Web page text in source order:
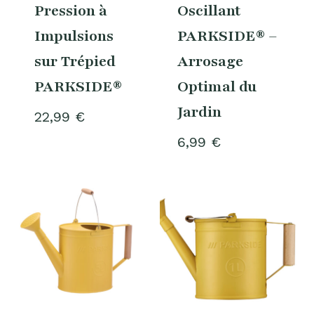
Pression à
Impulsions
sur Trépied
PARKSIDE®
22,99 €
Oscillant
PARKSIDE® –
Arrosage
Optimal du
Jardin
6,99 €